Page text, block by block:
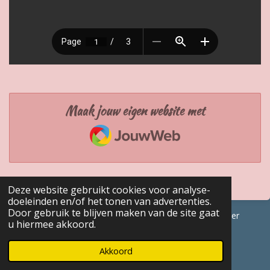
Deze website gebruikt cookies voor analyse-
doeleinden en/of het tonen van advertenties.
Door gebruik te blijven maken van de site gaat
u hiermee akkoord.
Akkoord
Maak jouw eigen website met
JouwWeb
© 2017 - 2026 GENEALOGISCHE Bijdragen Marc Van Acker
Powered byJouwWeb